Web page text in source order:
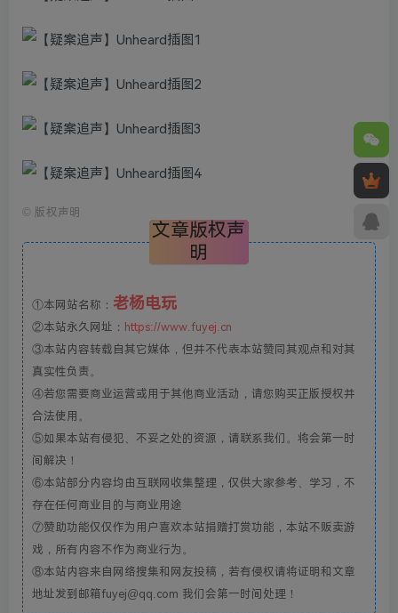
© 版权声明
文章版权声
明
①本网站名称： 老杨电玩
②本站永久网址： https://www.fuyej.cn
③本站内容转载自其它媒体，但并不代表本站赞同其观点和对其
真实性负责。
④若您需要商业运营或用于其他商业活动，请您购买正版授权并
合法使用。
⑤如果本站有侵犯、不妥之处的资源，请联系我们。将会第一时
间解决！
⑥本站部分内容均由互联网收集整理，仅供大家参考、学习，不
存在任何商业目的与商业用途
⑦赞助功能仅仅作为用户喜欢本站捐赠打赏功能，本站不贩卖游
戏，所有内容不作为商业行为。
⑧本站内容来自网络搜集和网友投稿，若有侵权请将证明和文章
地址发到邮箱fuyej@qq.com 我们会第一时间处理！